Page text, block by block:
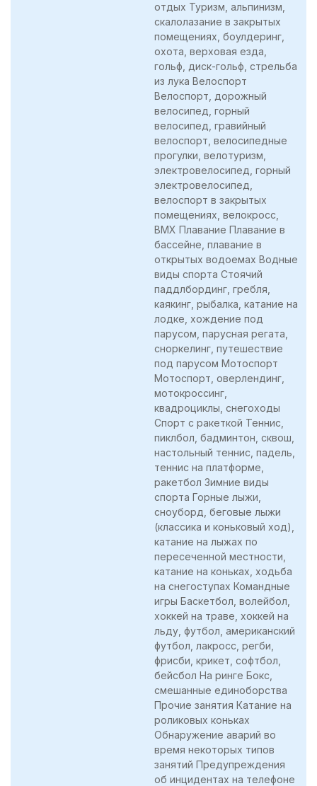
отдых Туризм, альпинизм,
скалолазание в закрытых
помещениях, боулдеринг,
охота, верховая езда,
гольф, диск-гольф, стрельба
из лука Велоспорт
Велоспорт, дорожный
велосипед, горный
велосипед, гравийный
велоспорт, велосипедные
прогулки, велотуризм,
электровелосипед, горный
электровелосипед,
велоспорт в закрытых
помещениях, велокросс,
BMX Плавание Плавание в
бассейне, плавание в
открытых водоемах Водные
виды спорта Стоячий
паддлбординг, гребля,
каякинг, рыбалка, катание на
лодке, хождение под
парусом, парусная регата,
сноркелинг, путешествие
под парусом Мотоспорт
Мотоспорт, оверлендинг,
мотокроссинг,
квадроциклы, снегоходы
Спорт с ракеткой Теннис,
пиклбол, бадминтон, сквош,
настольный теннис, падель,
теннис на платформе,
ракетбол Зимние виды
спорта Горные лыжи,
сноуборд, беговые лыжи
(классика и коньковый ход),
катание на лыжах по
пересеченной местности,
катание на коньках, ходьба
на снегоступах Командные
игры Баскетбол, волейбол,
хоккей на траве, хоккей на
льду, футбол, американский
футбол, лакросс, регби,
фрисби, крикет, софтбол,
бейсбол На ринге Бокс,
смешанные единоборства
Прочие занятия Катание на
роликовых коньках
Обнаружение аварий во
время некоторых типов
занятий Предупреждения
об инцидентах на телефоне